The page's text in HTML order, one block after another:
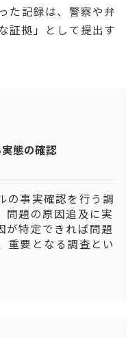
た記録は、警察や弁
証拠」として提出す
態の確認
の事実確認を行う調
問題の原因追及に実
が特定できれば問題
重要となる調査とい